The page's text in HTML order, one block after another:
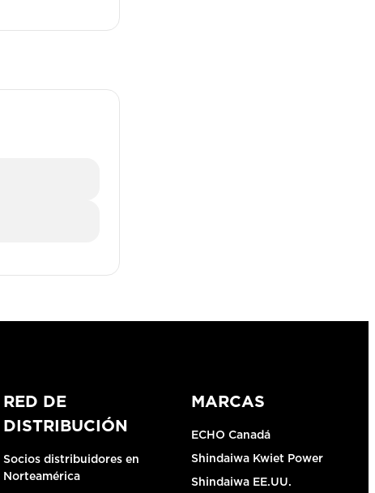
RED DE
DISTRIBUCIÓN
Socios distribuidores en
Norteamérica
MARCAS
ECHO Canadá
Shindaiwa Kwiet Power
Shindaiwa EE.UU.